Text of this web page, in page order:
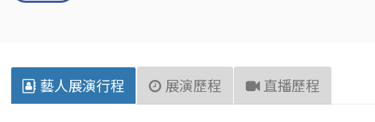
藝人展演行程 展演歷程 直播歷程